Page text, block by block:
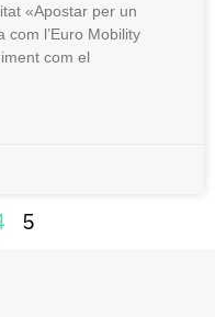
«Apostar per un
com l’Euro Mobility
com el
5